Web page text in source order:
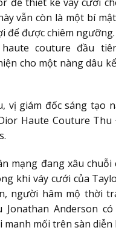
vẫn còn là một bí
để được chiêm
couture đầu
cho một nàng dâu
vị giám đốc sáng tạo
Haute Couture Thu
mạng đang xâu chuỗi
khi váy cưới của
người hâm mộ thời
Anderson
manh mối trên sàn diễn